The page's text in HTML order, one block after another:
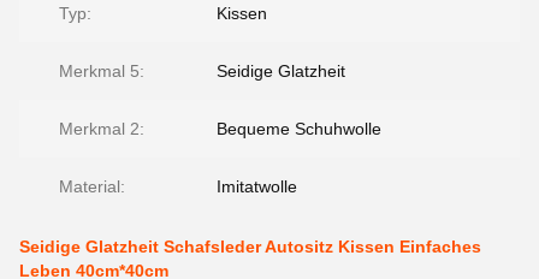
Typ: Kissen
Merkmal 5: Seidige Glatzheit
Merkmal 2: Bequeme Schuhwolle
Material: Imitatwolle
Seidige Glatzheit Schafsleder Autositz Kissen Einfaches
Leben 40cm*40cm